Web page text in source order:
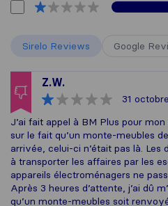
Sirelo Reviews Google
Z.W.
31
J’ai fait appel à BM Plus pour
sur le fait qu’un monte-meubles
arrivée, celui-ci n’était pas là.
à transporter les affaires par les
appareils électroménagers ne
Après 3 heures d’attente, j’ai dû
qu’un monte-meubles soit